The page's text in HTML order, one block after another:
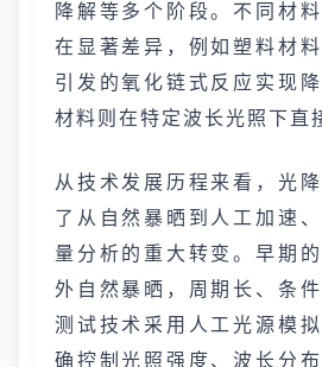
降解等多个阶段。不同材
在显著差异，例如塑料材
引发的氧化链式反应实现
材料则在特定波长光照下直
从技术发展历程来看，光
了从自然暴晒到人工加速
量分析的重大转变。早期
外自然暴晒，周期长、条
测试技术采用人工光源模
确控制光照强度、波长分